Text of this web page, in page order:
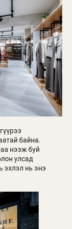
байна.
нээж буй
улсад
эхлэл нь энэ